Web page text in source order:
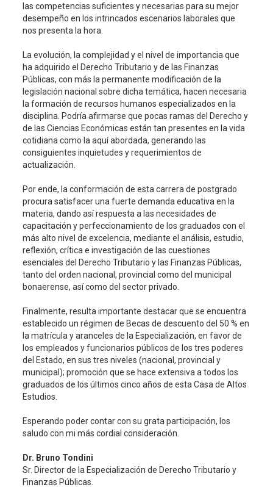
las competencias suficientes y necesarias para su mejor
desempeño en los intrincados escenarios laborales que
nos presenta la hora.
La evolución, la complejidad y el nivel de importancia que
ha adquirido el Derecho Tributario y de las Finanzas
Públicas, con más la permanente modificación de la
legislación nacional sobre dicha temática, hacen necesaria
la formación de recursos humanos especializados en la
disciplina. Podría afirmarse que pocas ramas del Derecho y
de las Ciencias Económicas están tan presentes en la vida
cotidiana como la aquí abordada, generando las
consiguientes inquietudes y requerimientos de
actualización.
Por ende, la conformación de esta carrera de postgrado
procura satisfacer una fuerte demanda educativa en la
materia, dando así respuesta a las necesidades de
capacitación y perfeccionamiento de los graduados con el
más alto nivel de excelencia, mediante el análisis, estudio,
reflexión, crítica e investigación de las cuestiones
esenciales del Derecho Tributario y las Finanzas Públicas,
tanto del orden nacional, provincial como del municipal
bonaerense, así como del sector privado.
Finalmente, resulta importante destacar que se encuentra
establecido un régimen de Becas de descuento del 50 % en
la matrícula y aranceles de la Especialización, en favor de
los empleados y funcionarios públicos de los tres poderes
del Estado, en sus tres niveles (nacional, provincial y
municipal); promoción que se hace extensiva a todos los
graduados de los últimos cinco años de esta Casa de Altos
Estudios.
Esperando poder contar con su grata participación, los
saludo con mi más cordial consideración.
Dr. Bruno Tondini
Sr. Director de la Especialización de Derecho Tributario y
Finanzas Públicas.